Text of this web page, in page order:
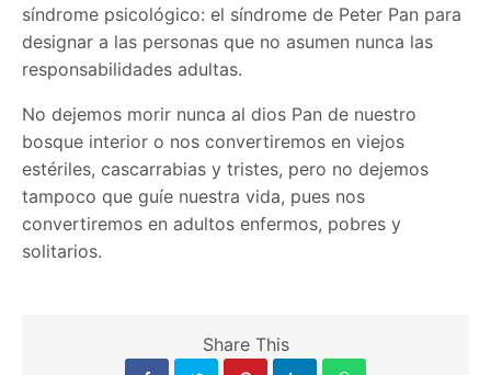
síndrome psicológico: el síndrome de Peter Pan para
designar a las personas que no asumen nunca las
responsabilidades adultas.
No dejemos morir nunca al dios Pan de nuestro
bosque interior o nos convertiremos en viejos
estériles, cascarrabias y tristes, pero no dejemos
tampoco que guíe nuestra vida, pues nos
convertiremos en adultos enfermos, pobres y
solitarios.
Share This